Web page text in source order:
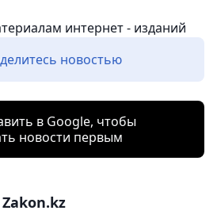
интернет - изданий
новостью
в Google, чтобы
новости первым